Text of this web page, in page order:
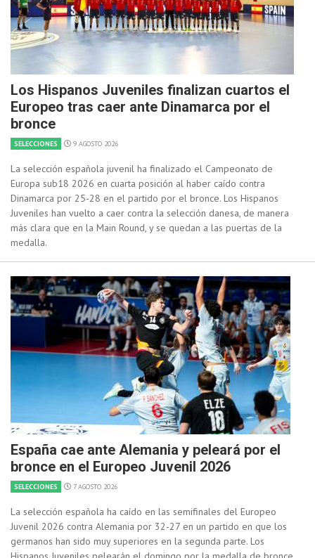
Los Hispanos Juveniles finalizan cuartos el
Europeo tras caer ante Dinamarca por el
bronce
SELECCIONES 9 AGOSTO 2026
La selección española juvenil ha finalizado el Campeonato de
Europa sub18 2026 en cuarta posición al haber caído contra
Dinamarca por 25-28 en el partido por el bronce. Los Hispanos
Juveniles han vuelto a caer contra la selección danesa, de manera
más clara que en la Main Round, y se quedan a las puertas de la
medalla.
España cae ante Alemania y peleará por el
bronce en el Europeo Juvenil 2026
SELECCIONES 7 AGOSTO 2026
La selección española ha caído en las semifinales del Europeo
Juvenil 2026 contra Alemania por 32-27 en un partido en que los
germanos han sido muy superiores en la segunda parte. Los